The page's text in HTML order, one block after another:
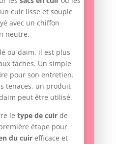
cuir lisse et souple
avec un chiffon
neutre.
ou daim, il est plus
taches. Un simple
pour son entretien.
tenaces, un produit
peut être utilisé.
le type de cuirde
étape pour
du cuirefficace et